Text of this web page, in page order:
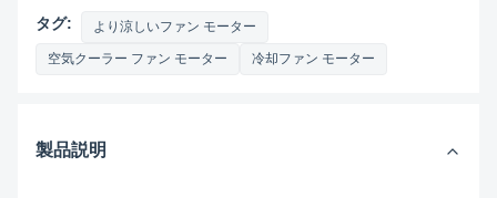
タグ: より涼しいファン モーター
空気クーラー ファン モーター 冷却ファン モーター
製品説明